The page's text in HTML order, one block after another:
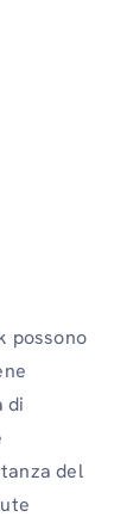
possono
di
del